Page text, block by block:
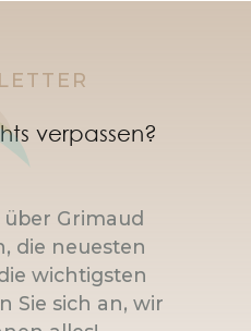
verpassen?
über Grimaud
die neuesten
wichtigsten
Sie sich an, wir